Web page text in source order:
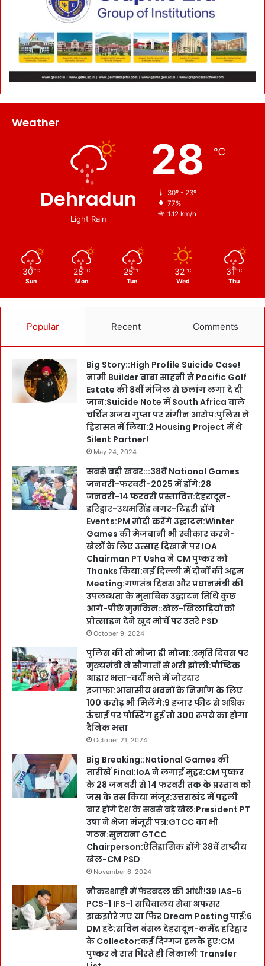
Weather
Dehradun
Light Rain
28 ℃
30º - 23º
77%
1.12 km/h
30 ℃
Sun
28 ℃
Mon
25 ℃
Tue
32 ℃
Wed
31 ℃
Thu
Popular Recent Comments
Big Story::High Profile Suicide Case!
नामी Builder बाबा साहनी ने Pacific Golf
Estate की 8वीं मंजिल से छलांग लगा दे दी
जान:Suicide Note में South Africa वाले
चर्चित अजय गुप्ता पर संगीन आरोप:पुलिस ने
हिरासत में लिया:2 Housing Project में थे
Silent Partner!
May 24, 2024
सबसे बड़ी खबर:::38वें National Games
जनवरी-फरवरी-2025 में होंगे:28
जनवरी-14 फरवरी प्रस्तावित:देहरादून-
हरिद्वार-उधमसिंह नगर-टिहरी होंगे
Events:PM मोदी करेंगे उद्घाटन:Winter
Games की मेजबानी भी स्वीकार करने-
खेलों के लिए उत्साह दिखाने पर IOA
Chairman PT Usha ने CM पुष्कर को
Thanks किया:नई दिल्ली में दोनों की अहम
Meeting:गणतंत्र दिवस और प्रधानमंत्री की
उपलब्धता के मुताबिक उद्घाटन तिथि कुछ
आगे-पीछे मुमकिन::खेल-खिलाड़ियों को
प्रोत्साहन देने खुद मोर्चे पर उतरे PSD
October 9, 2024
पुलिस की तो मौजा ही मौजा::स्मृति दिवस पर
मुख्यमंत्री ने सौगातों से भरी झोली:पौष्टिक
आहार भत्ता-वर्दी भत्ते में जोरदार
इजाफा:आवासीय भवनों के निर्माण के लिए
100 करोड़ भी मिलेंगे:9 हजार फीट से अधिक
ऊंचाई पर पोस्टिंग हुई तो 300 रूपये का होगा
दैनिक भत्ता
October 21, 2024
Big Breaking::National Games की
तारीखें Final:IoA ने लगाईं मुहर:CM पुष्कर
के 28 जनवरी से 14 फरवरी तक के प्रस्ताव को
जस के तस किया मंजूर:उत्तराखंड में पहली
बार होंगे देश के सबसे बड़े खेल:President PT
उषा ने भेजा मंजूरी पत्र:GTCC का भी
गठन:सुनयना GTCC
Chairperson:ऐतिहासिक होंगे 38वें राष्ट्रीय
खेल-CM PSD
November 6, 2024
नौकरशाही में फेरबदल की आंधी!39 IAS-5
PCS-1 IFS-1 सचिवालय सेवा अफसर
झकझोरे गए या फिर Dream Posting पाई:6
DM हटे:सविन बंसल देहरादून-कर्मेंद्र हरिद्वार
के Collector:कई दिग्गज हलके हुए:CM
पुष्कर ने रात घिरते ही निकाली Transfer